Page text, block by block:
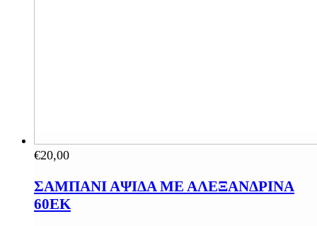
€20,00
ΣΑΜΠΑΝΙ ΑΨΙΔΑ ΜΕ ΑΛΕΞΑΝΔΡΙΝΑ
60ΕΚ